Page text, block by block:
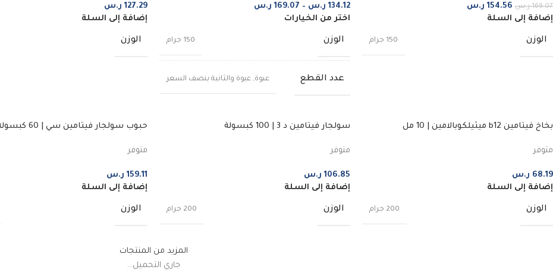
169.07 ر.س 154.56 ر.س
إضافة إلى السلة
الوزن 150 جرام
134.12 ر.س –
169.07 ر.س
اختر من الخيارات
الوزن 150 جرام
عدد القطع عبوة, عبوة والثانية بنصف السعر
127.29 ر.س
إضافة إلى السلة
الوزن
بخاخ فيتامين b12 ميثيلكوبالامين | 10 مل
متوفر
68.19 ر.س
إضافة إلى السلة
الوزن 200 جرام
سولجار فيتامين د 3 | 100 كبسولة
متوفر
106.85 ر.س
إضافة إلى السلة
الوزن 200 جرام
حبوب سولجار فيتامين سي | 60 كبسولة
متوفر
159.11 ر.س
إضافة إلى السلة
الوزن
المزيد من المنتجات
جاري التحميل...